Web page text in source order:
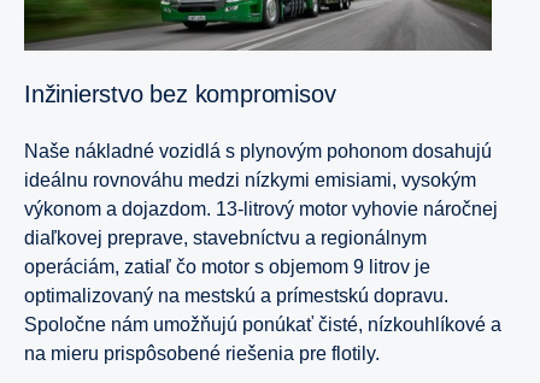
Inžinierstvo bez kompromisov
Naše nákladné vozidlá s plynovým pohonom dosahujú
ideálnu rovnováhu medzi nízkymi emisiami, vysokým
výkonom a dojazdom. 13-litrový motor vyhovie náročnej
diaľkovej preprave, stavebníctvu a regionálnym
operáciám, zatiaľ čo motor s objemom 9 litrov je
optimalizovaný na mestskú a prímestskú dopravu.
Spoločne nám umožňujú ponúkať čisté, nízkouhlíkové a
na mieru prispôsobené riešenia pre flotily.